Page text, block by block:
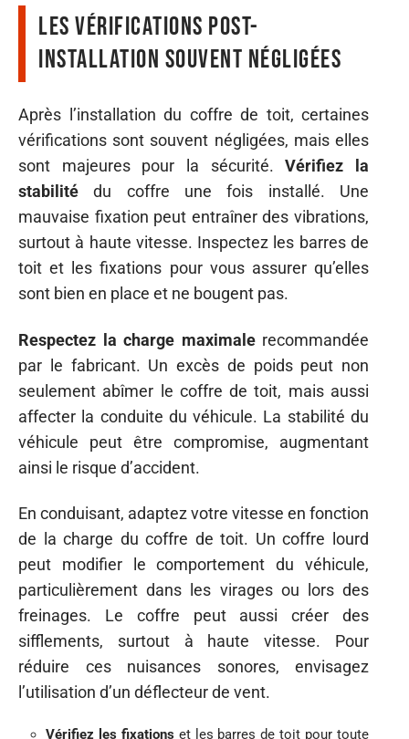
Les vérifications post-
installation souvent négligées
Après l’installation du coffre de toit, certaines
vérifications sont souvent négligées, mais elles
sont majeures pour la sécurité.Vérifiez la
stabilité du coffre une fois installé. Une
mauvaise fixation peut entraîner des vibrations,
surtout à haute vitesse. Inspectez les barres de
toit et les fixations pour vous assurer qu’elles
sont bien en place et ne bougent pas.
Respectez la charge maximalerecommandée
par le fabricant. Un excès de poids peut non
seulement abîmer le coffre de toit, mais aussi
affecter la conduite du véhicule. La stabilité du
véhicule peut être compromise, augmentant
ainsi le risque d’accident.
En conduisant, adaptez votre vitesse en fonction
de la charge du coffre de toit. Un coffre lourd
peut modifier le comportement du véhicule,
particulièrement dans les virages ou lors des
freinages. Le coffre peut aussi créer des
sifflements, surtout à haute vitesse. Pour
réduire ces nuisances sonores, envisagez
l’utilisation d’un déflecteur de vent.
Vérifiez les fixations et les barres de toit pour toute